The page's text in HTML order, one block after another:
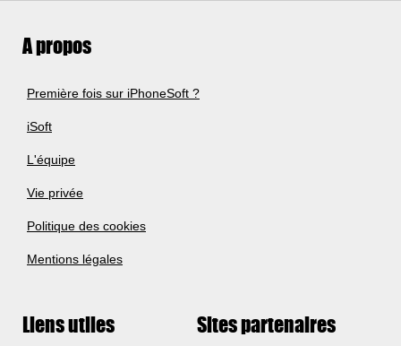
A propos
Première fois sur iPhoneSoft ?
iSoft
L'équipe
Vie privée
Politique des cookies
Mentions légales
Liens utiles Sites partenaires